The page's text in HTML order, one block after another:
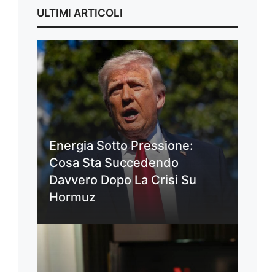
ULTIMI ARTICOLI
Energia Sotto Pressione:
Cosa Sta Succedendo
Davvero Dopo La Crisi Su
Hormuz